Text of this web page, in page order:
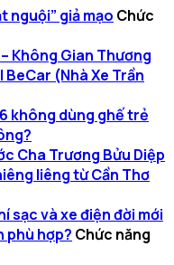
nguội” giả mạo Chức
Không Gian Thương
BeCar (Nhà Xe Trần
không dùng ghế trẻ
Cha Trương Bửu Diệp
liêng từ Cần Thơ
sạc và xe điện đời mới
phù hợp? Chức năng